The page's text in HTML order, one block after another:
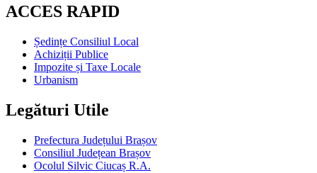
ACCES RAPID
Ședințe Consiliul Local
Achiziții Publice
Impozite și Taxe Locale
Urbanism
Legături Utile
Prefectura Județului Brașov
Consiliul Județean Brașov
Ocolul Silvic Ciucaș R.A.